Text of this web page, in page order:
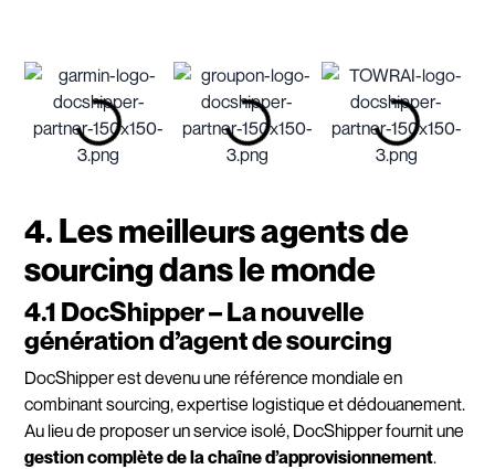
4. Les meilleurs agents de
sourcing dans le monde
4.1 DocShipper – La nouvelle
génération d’agent de sourcing
DocShipper est devenu une référence mondiale en
combinant sourcing, expertise logistique et dédouanement.
Au lieu de proposer un service isolé, DocShipper fournit une
gestion complète de la chaîne d’approvisionnement.